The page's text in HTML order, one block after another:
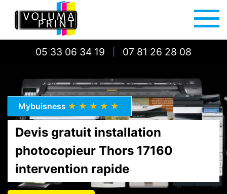
05 33 06 34 19 07 81 26 28 08
Mybuisness ★★★★★
Devis gratuit installation
photocopieur Thors 17160
intervention rapide